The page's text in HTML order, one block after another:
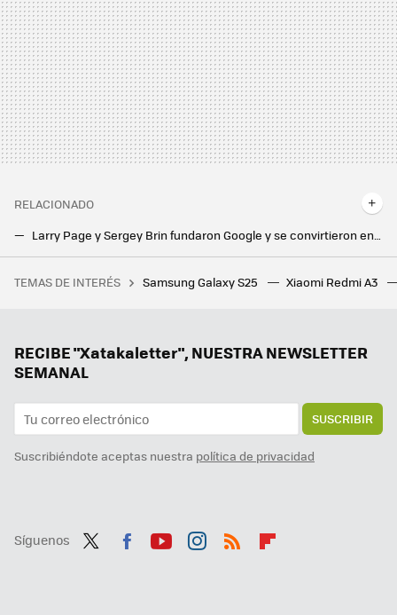
RELACIONADO
Larry Page y Sergey Brin fundaron Google y se convirtieron en multimillonarios. Ahora se dedican a coleccionar aviones
Android, Chrome y el buscador por separado. Así es como Estados Unidos quiere dividir a Google en distintas empresas
TSMC ha encontrado la forma de esquivar los aranceles de EEUU. Aunque tendrá que gastarse 100.000 millones de dólares
TEMAS DE INTERÉS Samsung Galaxy S25 Xiaomi Redmi A3
RECIBE "Xatakaletter", NUESTRA NEWSLETTER
SEMANAL
SUSCRIBIR
Suscribiéndote aceptas nuestra política de privacidad
Síguenos